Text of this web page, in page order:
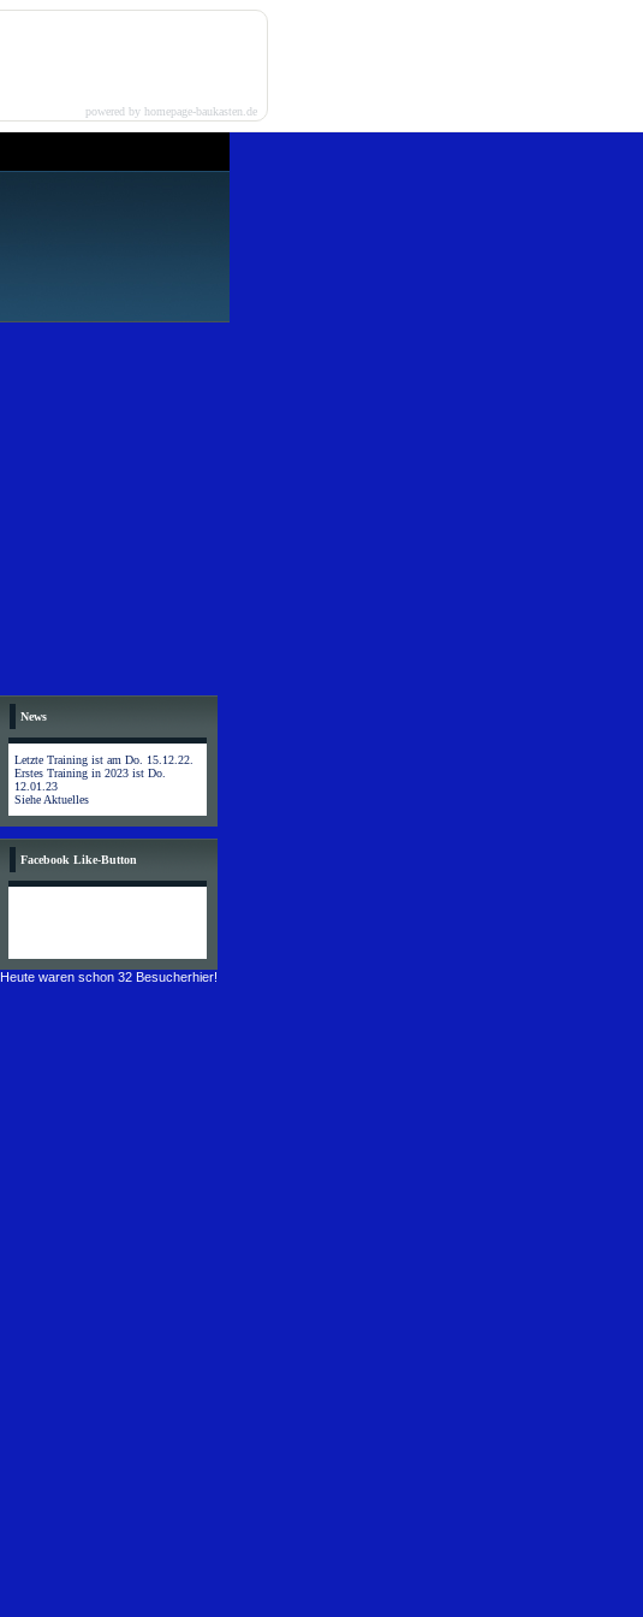
News
Letzte Training ist am Do. 15.12.22.
Erstes Training in 2023 ist Do.
12.01.23
Siehe Aktuelles
Facebook Like-Button
Heute waren schon 32 Besucherhier!
powered by homepage-baukasten.de